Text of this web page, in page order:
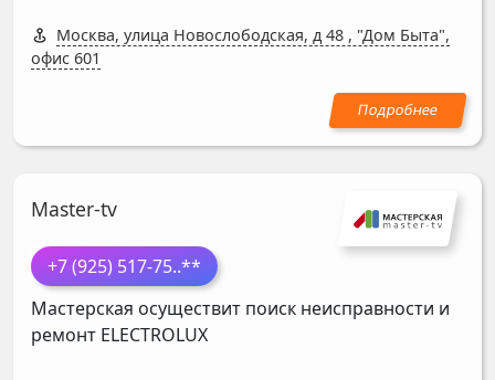
Москва, улица Новослободская, д 48 , "Дом Быта",
офис 601
Master-tv
+7 (925) 517-75..**
Мастерская осуществит поиск неисправности и
ремонт ELECTROLUX